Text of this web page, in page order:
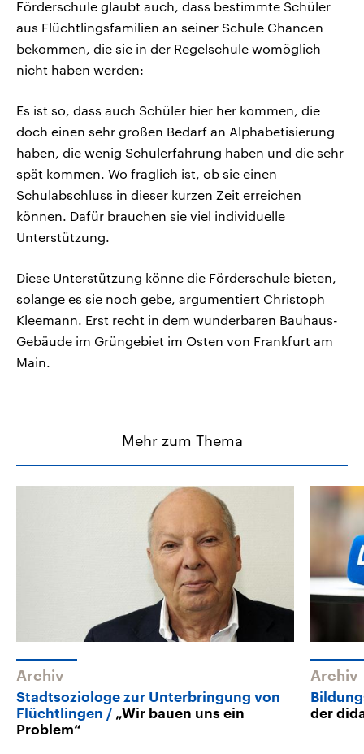
Förderschule glaubt auch, dass bestimmte Schüler
aus Flüchtlingsfamilien an seiner Schule Chancen
bekommen, die sie in der Regelschule womöglich
nicht haben werden:
Es ist so, dass auch Schüler hier her kommen, die
doch einen sehr großen Bedarf an Alphabetisierung
haben, die wenig Schulerfahrung haben und die sehr
spät kommen. Wo fraglich ist, ob sie einen
Schulabschluss in dieser kurzen Zeit erreichen
können. Dafür brauchen sie viel individuelle
Unterstützung.
Diese Unterstützung könne die Förderschule bieten,
solange es sie noch gebe, argumentiert Christoph
Kleemann. Erst recht in dem wunderbaren Bauhaus-
Gebäude im Grüngebiet im Osten von Frankfurt am
Main.
Mehr zum Thema
Archiv
Stadtsoziologe zur Unterbringung von
Flüchtlingen
„Wir bauen uns ein
Problem“
Archiv
der